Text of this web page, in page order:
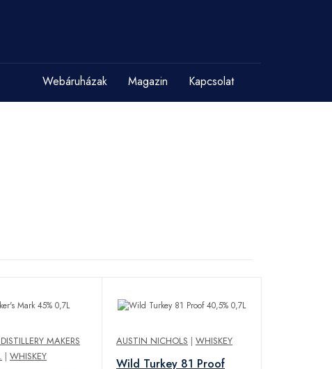
Webáruházak Magazin Kapcsolat
MAKERS
| WHISKEY
AUSTIN NICHOLS | WHISKEY
Wild Turkey 81 Proof